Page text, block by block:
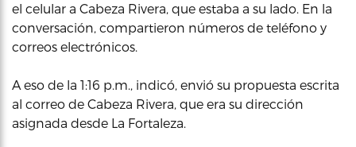
el celular a Cabeza Rivera, que estaba a su lado. En la
conversación, compartieron números de teléfono y
correos electrónicos.
A eso de la 1:16 p.m., indicó, envió su propuesta escrita
al correo de Cabeza Rivera, que era su dirección
asignada desde La Fortaleza.